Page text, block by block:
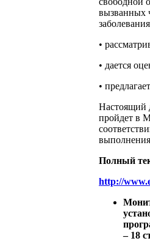
вызванных
•
• дается
•
Настоящий
пройдет в
Полный
http://
– 18